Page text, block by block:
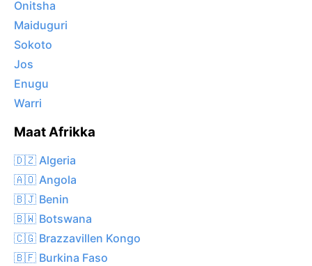
Onitsha
Maiduguri
Sokoto
Jos
Enugu
Warri
Maat Afrikka
🇩🇿 Algeria
🇦🇴 Angola
🇧🇯 Benin
🇧🇼 Botswana
🇨🇬 Brazzavillen Kongo
🇧🇫 Burkina Faso